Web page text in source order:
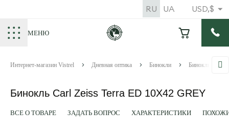
USD,$
RU UA
МЕНЮ
Интернет-магазин Vistrel Дневная оптика Бинокли Бинокли Carl
Бинокль Carl Zeiss Terra ED 10Х42 GREY
ВСЕ О ТОВАРЕ ЗАДАТЬ ВОПРОС ХАРАКТЕРИСТИКИ